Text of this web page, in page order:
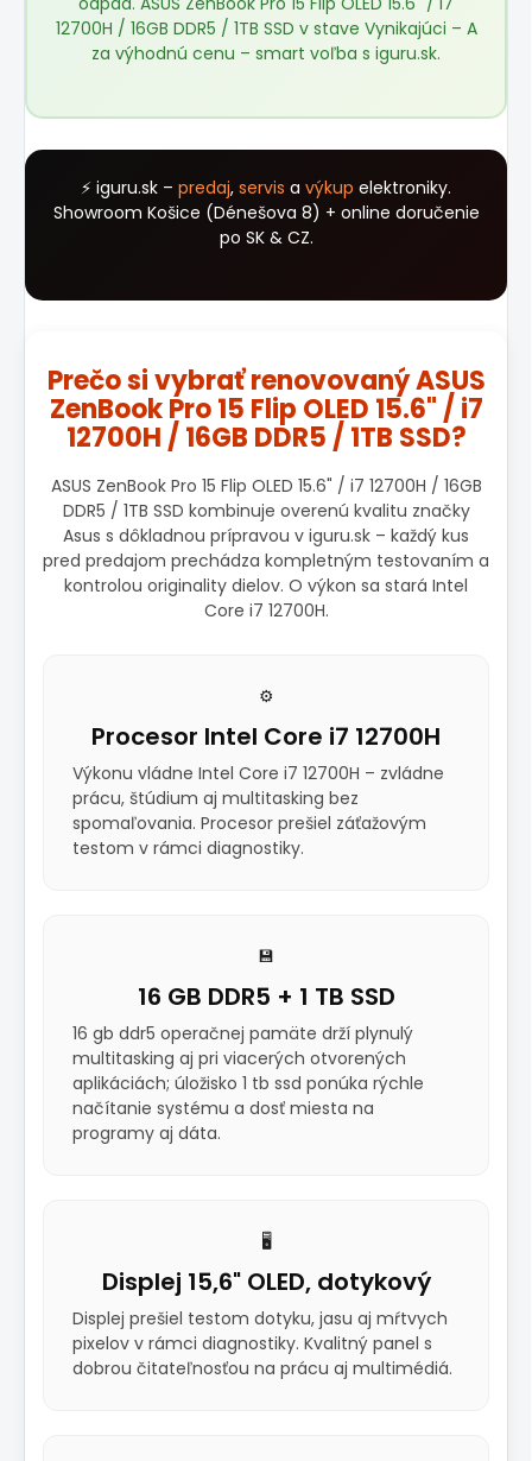
12700H / 16GB DDR5 / 1TB SSD v stave Vynikajúci – A
za výhodnú cenu – smart voľba s iguru.sk.
⚡ iguru.sk – predaj, servis a výkup elektroniky.
Showroom Košice (Dénešova 8) + online doručenie
po SK & CZ.
Prečo si vybrať renovovaný ASUS
ZenBook Pro 15 Flip OLED 15.6" / i7
12700H / 16GB DDR5 / 1TB SSD?
ASUS ZenBook Pro 15 Flip OLED 15.6" / i7 12700H / 16GB
DDR5 / 1TB SSD kombinuje overenú kvalitu značky
Asus s dôkladnou prípravou v iguru.sk – každý kus
pred predajom prechádza kompletným testovaním a
kontrolou originality dielov. O výkon sa stará Intel
Core i7 12700H.
⚙️
Procesor Intel Core i7 12700H
Výkonu vládne Intel Core i7 12700H – zvládne
prácu, štúdium aj multitasking bez
spomaľovania. Procesor prešiel záťažovým
testom v rámci diagnostiky.
💾
16 GB DDR5 + 1 TB SSD
16 gb ddr5 operačnej pamäte drží plynulý
multitasking aj pri viacerých otvorených
aplikáciách; úložisko 1 tb ssd ponúka rýchle
načítanie systému a dosť miesta na
programy aj dáta.
🖥️
Displej 15,6" OLED, dotykový
Displej prešiel testom dotyku, jasu aj mŕtvych
pixelov v rámci diagnostiky. Kvalitný panel s
dobrou čitateľnosťou na prácu aj multimédiá.